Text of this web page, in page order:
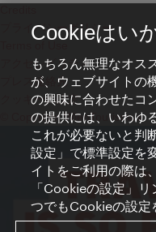
プライバシーポリシー
アクセシビリティ
プレス連絡先
クッキーの設定
© Copyright WienTourismus
Cookieはい
もちろん無理なオス
が、ウェブサイトの
の興味に合わせたコ
の提供には、いわゆ
これが必要ないと判
設定」で標準設定を
イトをご利用の際は
「Cookieの設定」
つでもCookieの設定